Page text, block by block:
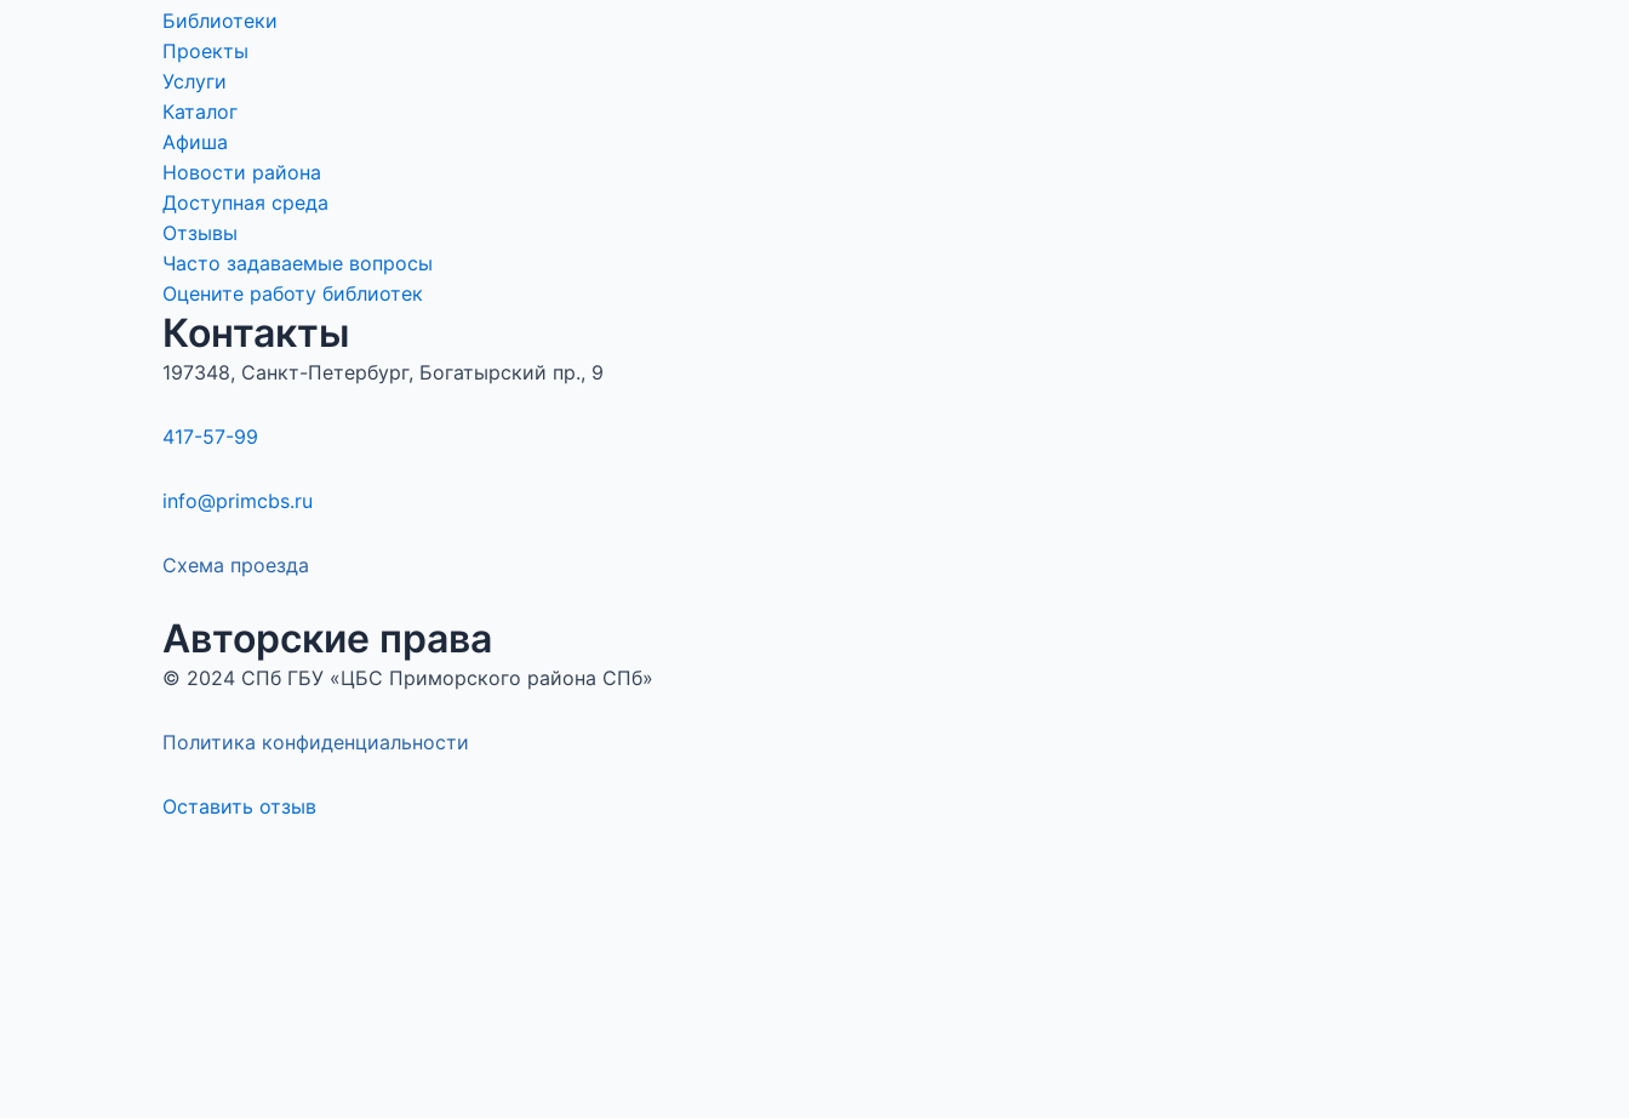
Библиотеки
Проекты
Услуги
Каталог
Афиша
Новости района
Доступная среда
Отзывы
Часто задаваемые вопросы
Оцените работу библиотек
Контакты
197348, Санкт-Петербург, Богатырский пр., 9
417-57-99
info@primcbs.ru
Схема проезда
Авторские права
© 2024 СПб ГБУ «ЦБС Приморского района СПб»
Политика конфиденциальности
Оставить отзыв